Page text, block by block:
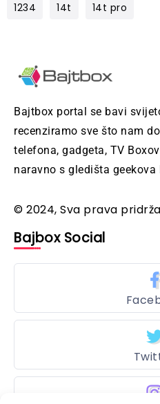
1234
14t 14t pro
Bajtbox portal se bavi
recenziramo sve što nam
telefona, gadgeta, TV
naravno s gledišta geekova
© 2024, Sva prava
Bajbox Social